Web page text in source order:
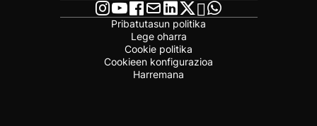
Pribatutasun politika
Lege oharra
Cookie politika
Cookieen konfigurazioa
Harremana